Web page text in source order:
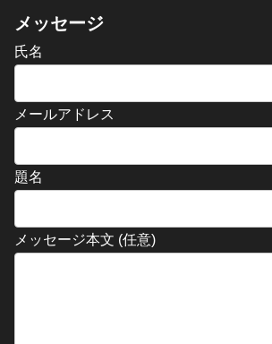
メッセージ
氏名
メールアドレス
題名
メッセージ本文 (任意)